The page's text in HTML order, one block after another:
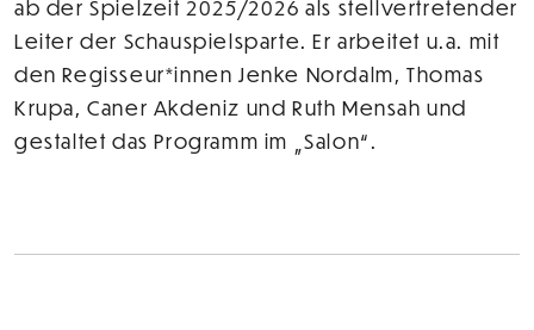
ab der Spielzeit 2025/2026 als stellvertretender
Leiter der Schauspielsparte. Er arbeitet u.a. mit
den Regisseur*innen Jenke Nordalm, Thomas
Krupa, Caner Akdeniz und Ruth Mensah und
gestaltet das Programm im „Salon“.